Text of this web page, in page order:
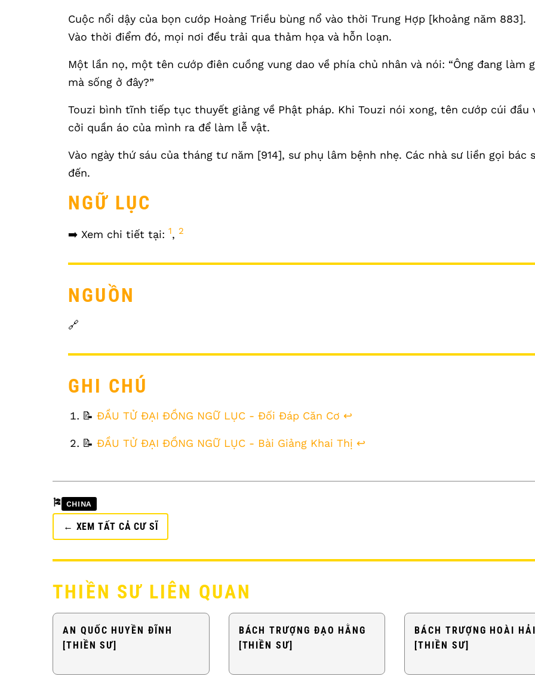
Cuộc nổi dậy của bọn cướp Hoàng Triều bùng nổ vào thời Trung Hợp [khoảng năm 883].
Vào thời điểm đó, mọi nơi đều trải qua thảm họa và hỗn loạn.
Một lần nọ, một tên cướp điên cuồng vung dao về phía chủ nhân và nói: “Ông đang làm
mà sống ở đây?”
Touzi bình tĩnh tiếp tục thuyết giảng về Phật pháp. Khi Touzi nói xong, tên cướp cúi đầu
cởi quần áo của mình ra để làm lễ vật.
Vào ngày thứ sáu của tháng tư năm [914], sư phụ lâm bệnh nhẹ. Các nhà sư liền gọi bác
đến.
NGỮ LỤC
➡️ Xem chi tiết tại: 1, 2
NGUỒN
🔗
GHI CHÚ
FOOTNOTES
📝 ĐẦU TỬ ĐẠI ĐỒNG NGỮ LỤC - Đối Đáp Căn Cơ ↩
📝 ĐẦU TỬ ĐẠI ĐỒNG NGỮ LỤC - Bài Giảng Khai Thị ↩
🎏 CHINA
← XEM TẤT CẢ CƯ SĨ
THIỀN SƯ LIÊN QUAN
AN QUỐC HUYỀN ĐĨNH
[THIỀN SƯ]
BÁCH TRƯỢNG ĐẠO HẰNG
[THIỀN SƯ]
BÁCH TRƯỢNG HOÀI
[THIỀN SƯ]